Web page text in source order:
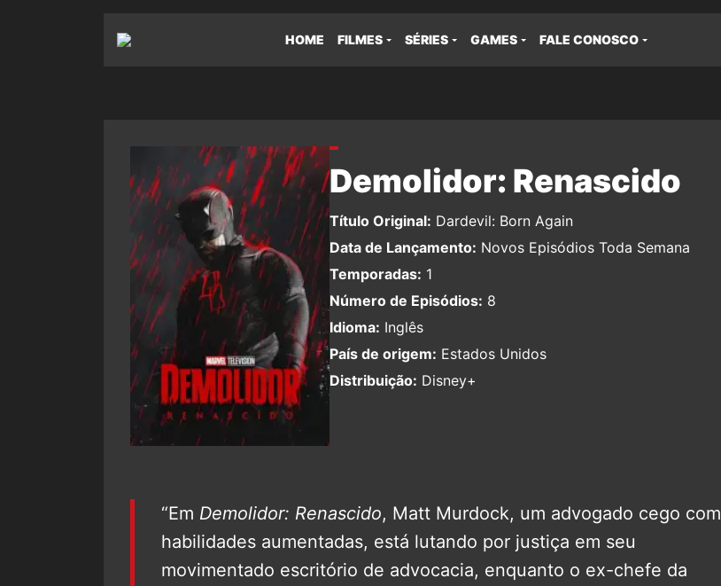
HOME FILMES SÉRIES GAMES FALE CONOSCO
Demolidor: Renascido
Título Original: Dardevil: Born Again
Data de Lançamento: Novos Episódios Toda Semana
Temporadas: 1
Número de Episódios: 8
Idioma: Inglês
País de origem: Estados Unidos
Distribuição: Disney+
“Em Demolidor: Renascido, Matt Murdock, um advogado cego com
habilidades aumentadas, está lutando por justiça em seu
movimentado escritório de advocacia, enquanto o ex-chefe da